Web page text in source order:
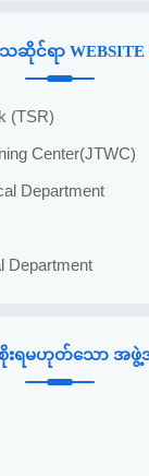
ဆိုင်ရာ WEBSITE
(TSR)
Center(JTWC)
Department
Department
ရမဟုတ်သော အဖွဲ့အ